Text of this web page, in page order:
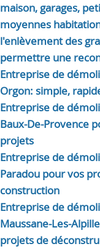
maison, garages,
moyennes
l'enlèvement des
permettre une
Entreprise de
Orgon: simple,
Entreprise de
Baux-De-Provence
projets
Entreprise de
Paradou pour vos
construction
Entreprise de
Maussane-Les-
projets de